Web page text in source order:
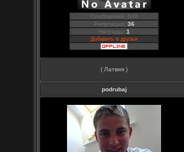
Сообщений: 640
Репутация: 36
Награды:1
Добавить в друзья
( Латвия )
podrubaj